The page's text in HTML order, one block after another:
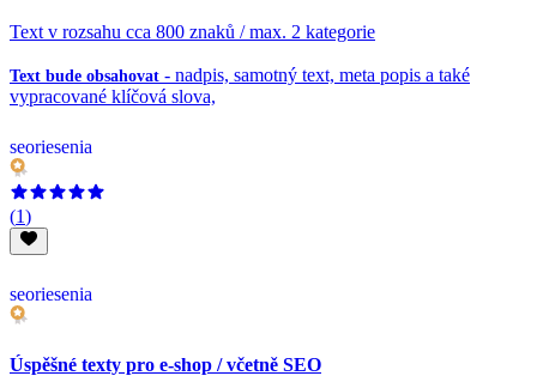
Text v rozsahu cca 800 znaků / max. 2 kategorie
Text bude obsahovat - nadpis, samotný text, meta popis a také
vypracované klíčová slova,
seoriesenia
(1)
seoriesenia
Úspěšné texty pro e-shop / včetně SEO